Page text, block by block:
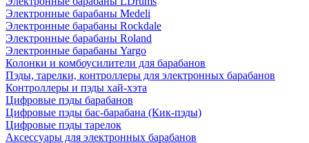
Электронные барабаны Medeli
Электронные барабаны Rockdale
Электронные барабаны Roland
Электронные барабаны Yargo
Колонки и комбоусилители для барабанов
Пэды, тарелки, контроллеры для электронных барабанов
Контроллеры и пэды хай-хэта
Цифровые пэды барабанов
Цифровые пэды бас-барабана (Кик-пэды)
Цифровые пэды тарелок
Аксессуары для электронных барабанов